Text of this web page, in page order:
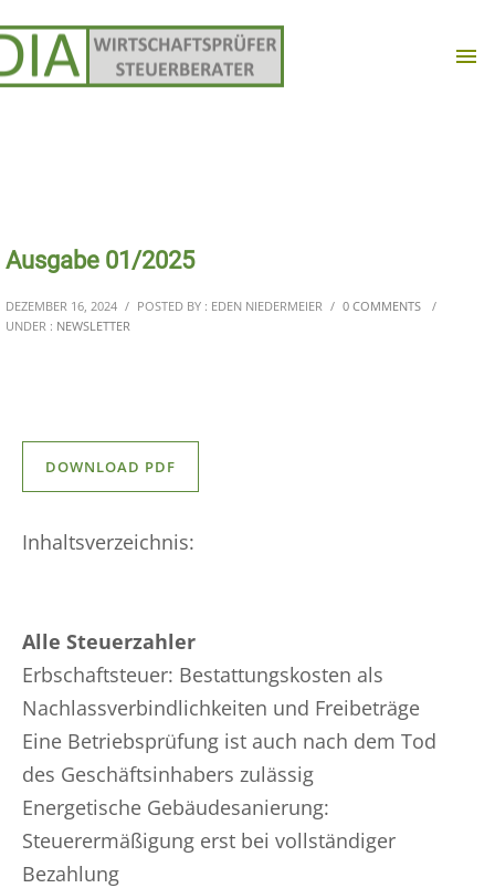
Ausgabe 01/2025
DEZEMBER 16, 2024 / POSTED BY : EDEN NIEDERMEIER / 0 COMMENTS
/
UNDER : NEWSLETTER
DOWNLOAD PDF
Inhaltsverzeichnis:
Alle Steuerzahler
Erbschaftsteuer: Bestattungskosten als
Nachlassverbindlichkeiten und Freibeträge
Eine Betriebsprüfung ist auch nach dem Tod
des Geschäftsinhabers zulässig
Energetische Gebäudesanierung:
Steuerermäßigung erst bei vollständiger
Bezahlung